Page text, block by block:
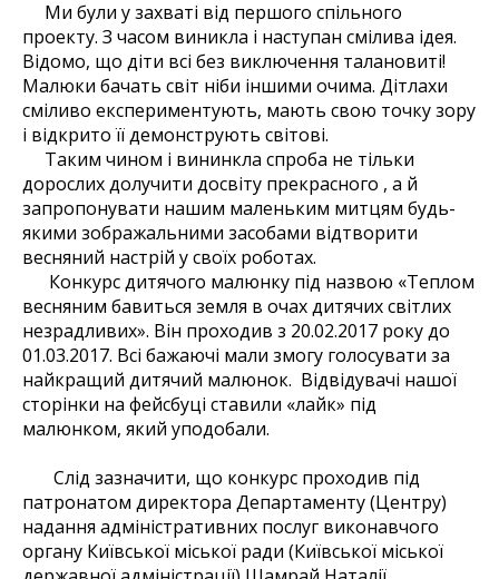
Ми були у захваті від першого спільного
проекту. З часом виникла і наступан смілива ідея.
Відомо, що діти всі без виключення талановиті!
Малюки бачать світ ніби іншими очима. Дітлахи
сміливо експериментують, мають свою точку зору
і відкрито її демонструють світові.
Таким чином і вининкла спроба не тільки
дорослих долучити досвіту прекрасного , а й
запропонувати нашим маленьким митцям будь-
якими зображальними засобами відтворити
весняний настрій у своїх роботах.
Конкурс дитячого малюнку під назвою «Теплом
весняним бавиться земля в очах дитячих світлих
незрадливих». Він проходив з 20.02.2017 року до
01.03.2017. Всі бажаючі мали змогу голосувати за
найкращий дитячий малюнок. Відвідувачі нашої
сторінки на фейсбуці ставили «лайк» під
малюнком, який уподобали.
Слід зазначити, що конкурс проходив під
патронатом директора Департаменту (Центру)
надання адміністративних послуг виконавчого
органу Київської міської ради (Київської міської